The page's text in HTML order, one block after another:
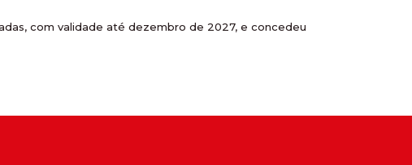
com validade até dezembro de 2027, e concedeu